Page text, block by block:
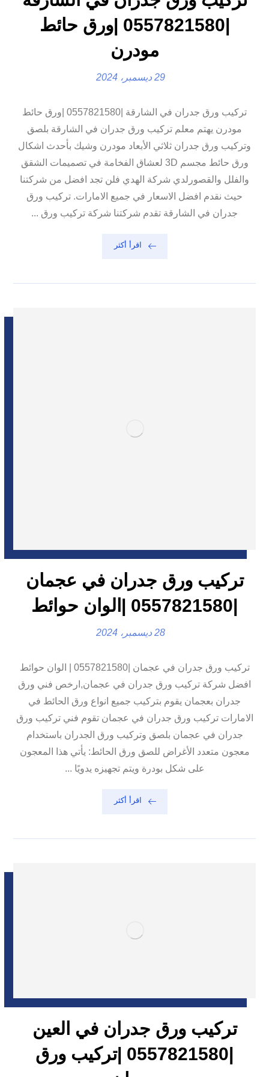
|0557821580 |ورق حائط
مودرن
29 ديسمبر، 2024
تركيب ورق جدران في الشارقة |0557821580 |ورق حائط
مودرن يهتم معلم تركيب ورق جدران في الشارقة بلصق
وتركيب ورق جدران ثلاثي الأبعاد مودرن وشيك بأحدث اشكال
ورق حائط مجسم 3D لعشاق الفخامة في تصميمات الشقق
والفلل والقصورلدي شركة الهدي فلن تجد افضل من شركتنا
حيث نقدم افضل الاسعار في جميع الامارات. تركيب ورق
جدران في الشارقة تقدم شركتنا شركة تركيب ورق ...
اقرأ أكثر
تركيب ورق جدران في عجمان
|0557821580 |الوان حوائط
28 ديسمبر، 2024
تركيب ورق جدران في عجمان |0557821580 | الوان حوائط
افضل شركة تركيب ورق جدران في عجمان,ارخص فني ورق
جدران بعجمان يقوم بتركيب جميع انواع ورق الحائط في
الامارات تركيب ورق جدران في عجمان تقوم فني تركيب ورق
جدران في عجمان بلصق وتركيب ورق الجدران باستخدام
معجون متعدد الأغراض للصق ورق الحائط: يأتي هذا المعجون
على شكل بودرة ويتم تجهيزه يدويًا ...
اقرأ أكثر
تركيب ورق جدران في العين
|0557821580 |تركيب ورق